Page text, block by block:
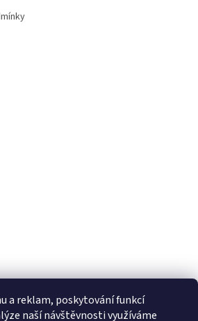
a reklam, poskytování funkcí
naší návštěvnosti využíváme